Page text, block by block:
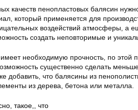
качеств пенопластовых балясин
который применяется для
воздействий атмосферы, а
создать неповторимые и
необходимую прочность, по этой
существенно сделать
добавить, что балясины из
из дерева, бетона или металла.
такое, что